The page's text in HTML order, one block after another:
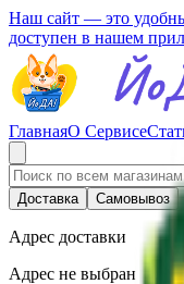
Наш сайт — это
доступен в нашем
ГлавнаяО Сервисе
Доставка Самовывоз
Адрес доставки
Адрес не выбран